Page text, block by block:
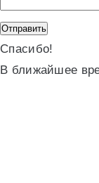
Спасибо!
В ближайшее